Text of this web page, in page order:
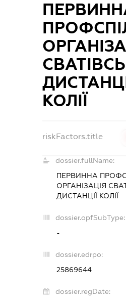
КОЛІЇ
riskFactors.title
dossier.fullName:
ПЕРВИННА
ОРГАНІЗАЦІЯ
ДИСТАНЦІЇ КОЛІЇ
dossier.opfSubType:
-
dossier.edrpo:
25869644
dossier.regDate: